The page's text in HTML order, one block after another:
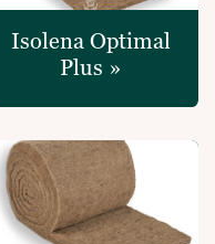
Isolena Optimal
Plus »